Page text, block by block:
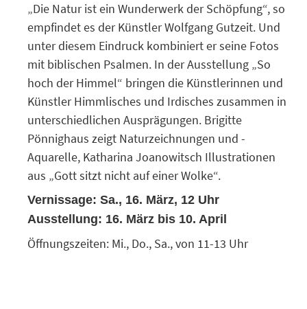
„Die Natur ist ein Wunderwerk der Schöpfung“, so
empfindet es der Künstler Wolfgang Gutzeit. Und
unter diesem Eindruck kombiniert er seine Fotos
mit biblischen Psalmen. In der Ausstellung „So
hoch der Himmel“ bringen die Künstlerinnen und
Künstler Himmlisches und Irdisches zusammen in
unterschiedlichen Ausprägungen. Brigitte
Pönnighaus zeigt Naturzeichnungen und -
Aquarelle, Katharina Joanowitsch Illustrationen
aus „Gott sitzt nicht auf einer Wolke“.
Vernissage: Sa., 16. März, 12 Uhr
Ausstellung: 16. März bis 10. April
Öffnungszeiten: Mi., Do., Sa., von 11-13 Uhr